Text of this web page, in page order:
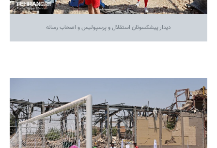
دیدار پیشکسوتان استقلال و پرسپولیس و اصحاب رسانه